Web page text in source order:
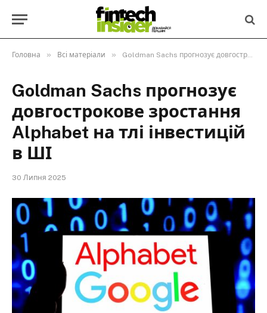
Головна » Всі матеріали » Goldman Sachs прогнозує довгострокове зростання Alphabet на тлі інвестицій в ШІ
Goldman Sachs прогнозує
довгострокове зростання
Alphabet на тлі інвестицій
в ШІ
30 Липня 2025